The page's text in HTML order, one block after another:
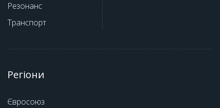
Резонанс
Транспорт
Регіони
Євросоюз